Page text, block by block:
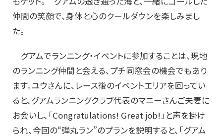
仲間の笑顔で、身体と心のクールダウンを楽しみまし
た。
グアムでランニング・イベントに参加することは、現地
のランニング仲間と会える、プチ同窓会の機会でもあり
ます。ユウさんに、レース後のイベントエリアを回ってい
ると、グアムランニングクラブ代表のマニーさんご夫妻に
お会いし、「Congratulations! Great job!」と声を掛け
られ、今回の“弾丸ラン”のプランを説明すると、「グアム